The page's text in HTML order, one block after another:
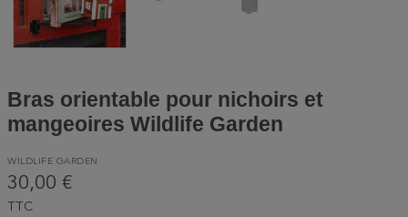
Bras orientable pour nichoirs et
mangeoires Wildlife Garden
WILDLIFE GARDEN
30,00 €
TTC